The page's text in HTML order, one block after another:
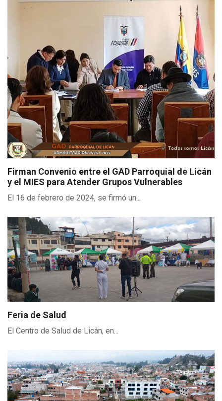
Firman Convenio entre el GAD Parroquial de Licán
y el MIES para Atender Grupos Vulnerables
El 16 de febrero de 2024, se firmó un...
Feria de Salud
El Centro de Salud de Licán, en...